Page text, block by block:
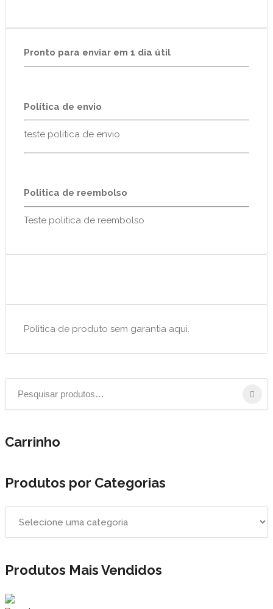
Pronto para enviar em 1 dia útil
Política de envio
teste politica de envio
Politica de reembolso
Teste politica de reembolso
Politica de produto sem garantia aqui.
Carrinho
Produtos por Categorias
Produtos Mais Vendidos